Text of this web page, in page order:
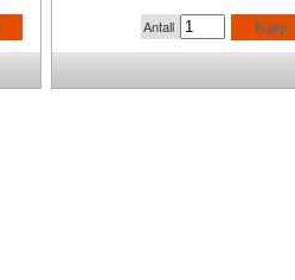
Kjøp
Antall